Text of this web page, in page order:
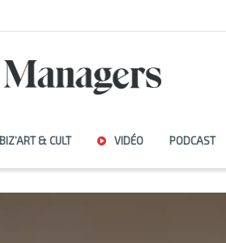
BIZ’ART & CULT VIDÉO PODCAST